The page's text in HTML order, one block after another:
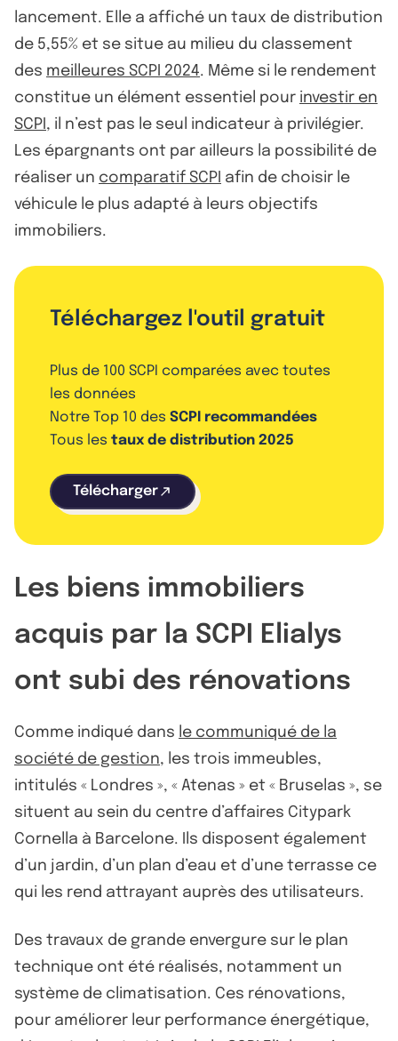
lancement. Elle a affiché un taux de distribution
de 5,55% et se situe au milieu du classement
des meilleures SCPI 2024. Même si le rendement
constitue un élément essentiel pour investir en
SCPI , il n’est pas le seul indicateur à privilégier.
Les épargnants ont par ailleurs la possibilité de
réaliser un comparatif SCPI afin de choisir le
véhicule le plus adapté à leurs objectifs
immobiliers.
Téléchargez l'outil gratuit
Plus de 100 SCPI comparées avec toutes
les données
Notre Top 10 des SCPI recommandées
Tous les taux de distribution 2025
Télécharger
Les biens immobiliers
acquis par la SCPI Elialys
ont subi des rénovations
Comme indiqué dans le communiqué de la
société de gestion, les trois immeubles,
intitulés « Londres », « Atenas » et « Bruselas », se
situent au sein du centre d’affaires Citypark
Cornella à Barcelone. Ils disposent également
d’un jardin, d’un plan d’eau et d’une terrasse ce
qui les rend attrayant auprès des utilisateurs.
Des travaux de grande envergure sur le plan
technique ont été réalisés, notamment un
système de climatisation. Ces rénovations,
pour améliorer leur performance énergétique,